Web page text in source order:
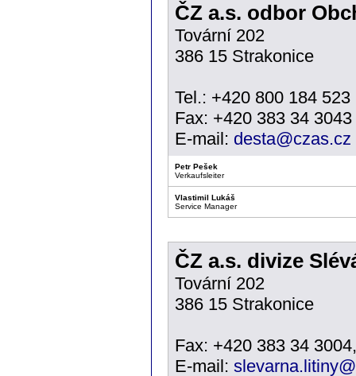
ČZ a.s. odbor
Tovární 202
386 15 Strakonice
Tel.: +420 800 184 523
Fax: +420 383 34 3043
E-mail: desta@czas.cz
Petr Pešek
Verkaufsleiter
Vlastimil Lukáš
Service Manager
ČZ a.s. divize
Tovární 202
386 15 Strakonice
Fax: +420 383 34
E-mail: